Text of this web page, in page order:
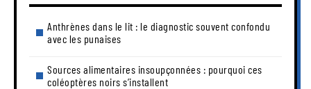
Anthrènes dans le lit : le diagnostic souvent confondu
avec les punaises
Sources alimentaires insoupçonnées : pourquoi ces
coléoptères noirs s’installent